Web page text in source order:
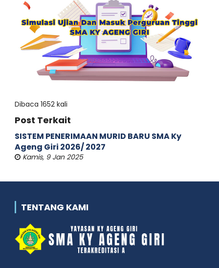
Dibaca 1652 kali
Post Terkait
SISTEM PENERIMAAN MURID BARU SMA Ky
Ageng Giri 2026/ 2027
Kamis, 9 Jan 2025
TENTANG KAMI